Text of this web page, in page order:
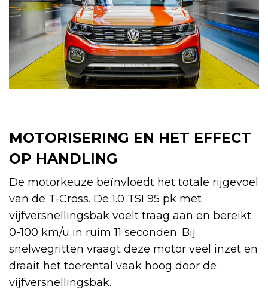
MOTORISERING EN HET EFFECT
OP HANDLING
De motorkeuze beïnvloedt het totale rijgevoel
van de T-Cross. De 1.0 TSI 95 pk met
vijfversnellingsbak voelt traag aan en bereikt
0-100 km/u in ruim 11 seconden. Bij
snelwegritten vraagt deze motor veel inzet en
draait het toerental vaak hoog door de
vijfversnellingsbak.